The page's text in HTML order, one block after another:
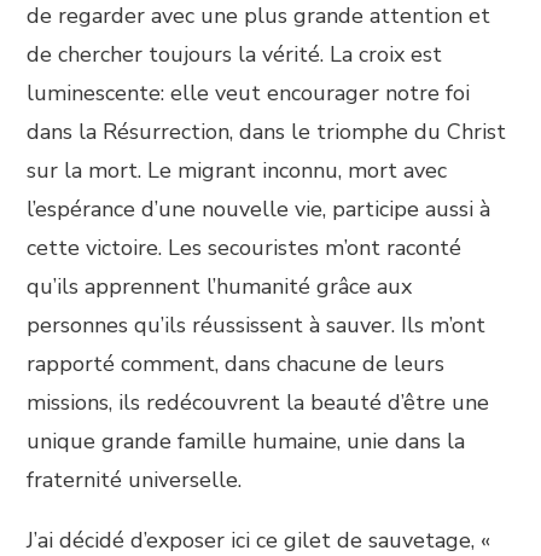
de regarder avec une plus grande attention et
de chercher toujours la vérité. La croix est
luminescente: elle veut encourager notre foi
dans la Résurrection, dans le triomphe du Christ
sur la mort. Le migrant inconnu, mort avec
l’espérance d’une nouvelle vie, participe aussi à
cette victoire. Les secouristes m’ont raconté
qu’ils apprennent l’humanité grâce aux
personnes qu’ils réussissent à sauver. Ils m’ont
rapporté comment, dans chacune de leurs
missions, ils redécouvrent la beauté d’être une
unique grande famille humaine, unie dans la
fraternité universelle.
J’ai décidé d’exposer ici ce gilet de sauvetage, «